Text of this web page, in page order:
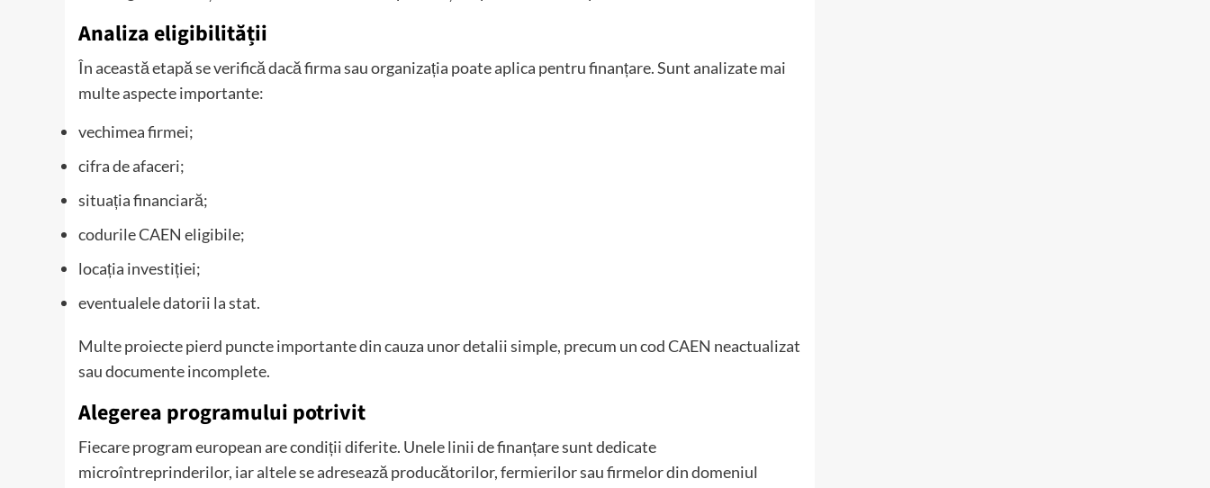
Analiza eligibilității
În această etapă se verifică dacă firma sau organizația poate aplica pentru finanțare. Sunt analizate mai
multe aspecte importante:
vechimea firmei;
cifra de afaceri;
situația financiară;
codurile CAEN eligibile;
locația investiției;
eventualele datorii la stat.
Multe proiecte pierd puncte importante din cauza unor detalii simple, precum un cod CAEN neactualizat
sau documente incomplete.
Alegerea programului potrivit
Fiecare program european are condiții diferite. Unele linii de finanțare sunt dedicate
microîntreprinderilor, iar altele se adresează producătorilor, fermierilor sau firmelor din domeniul